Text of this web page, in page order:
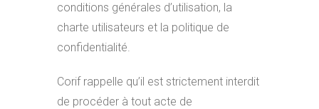
conditions générales d’utilisation, la
charte utilisateurs et la politique de
confidentialité.
Corif rappelle qu’il est strictement interdit
de procéder à tout acte de